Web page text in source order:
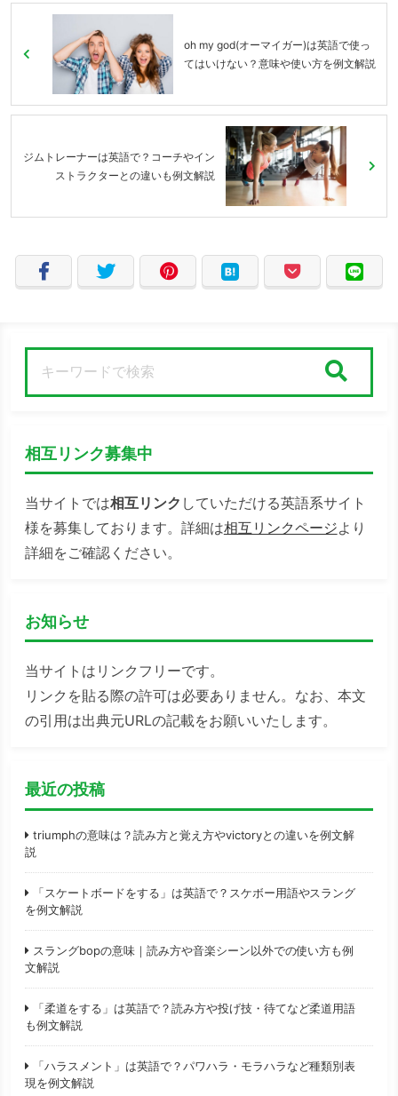
oh my god(オーマイガー)は英語で使っ
てはいけない？意味や使い方を例文解説
ジムトレーナーは英語で？コーチやイン
ストラクターとの違いも例文解説
相互リンク募集中
当サイトでは相互リンク していただける英語系サイト
様を募集しております。詳細は相互リンクページより
詳細をご確認ください。
お知らせ
当サイトはリンクフリーです。
リンクを貼る際の許可は必要ありません。なお、本文
の引用は出典元URLの記載をお願いいたします。
最近の投稿
triumphの意味は？読み方と覚え方やvictoryとの違いを例文解
説
「スケートボードをする」は英語で？スケボー用語やスラング
を例文解説
スラングbopの意味｜読み方や音楽シーン以外での使い方も例
文解説
「柔道をする」は英語で？読み方や投げ技・待てなど柔道用語
も例文解説
「ハラスメント」は英語で？パワハラ・モラハラなど種類別表
現を例文解説